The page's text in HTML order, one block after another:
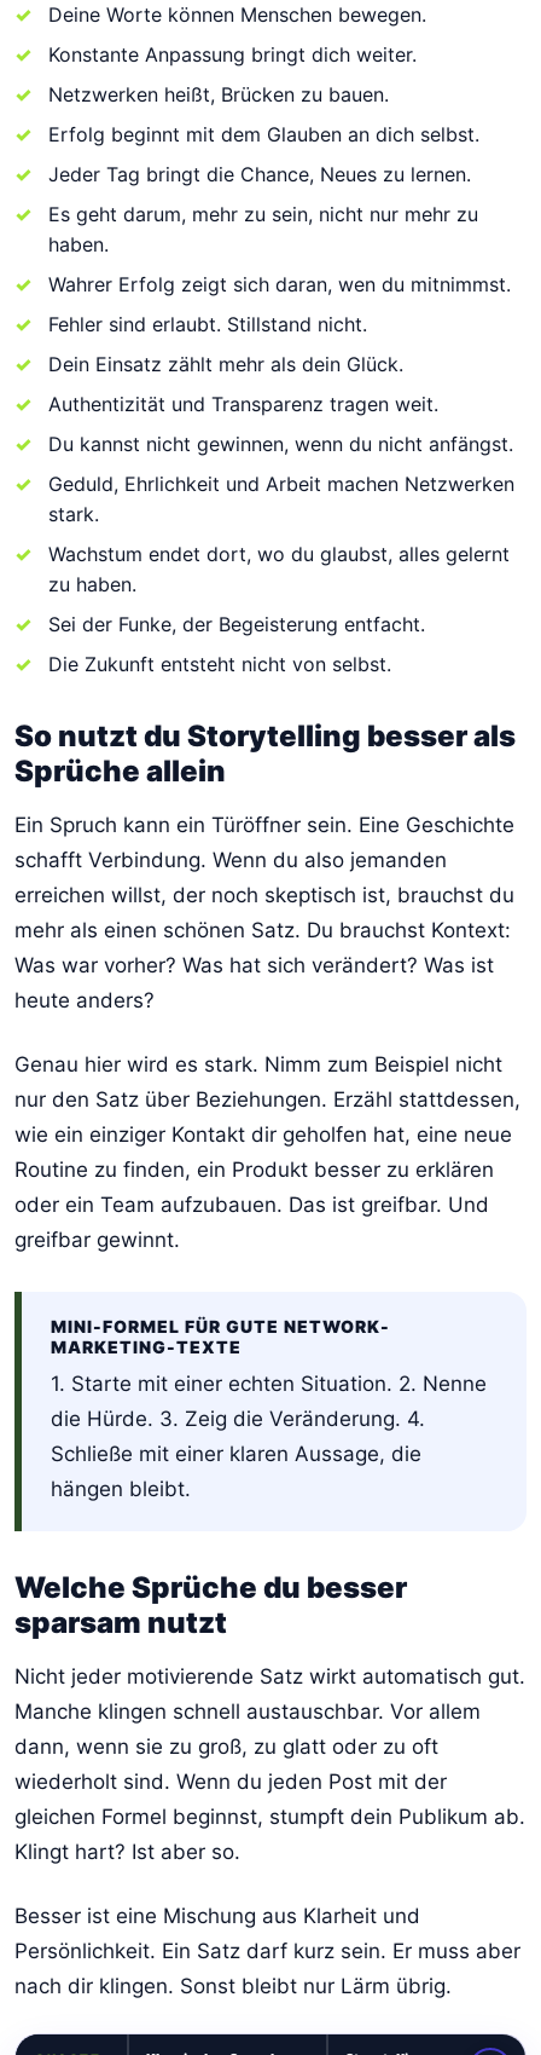
Deine Worte können Menschen bewegen.
Konstante Anpassung bringt dich weiter.
Netzwerken heißt, Brücken zu bauen.
Erfolg beginnt mit dem Glauben an dich selbst.
Jeder Tag bringt die Chance, Neues zu lernen.
Es geht darum, mehr zu sein, nicht nur mehr zu
haben.
Wahrer Erfolg zeigt sich daran, wen du mitnimmst.
Fehler sind erlaubt. Stillstand nicht.
Dein Einsatz zählt mehr als dein Glück.
Authentizität und Transparenz tragen weit.
Du kannst nicht gewinnen, wenn du nicht anfängst.
Geduld, Ehrlichkeit und Arbeit machen Netzwerken
stark.
Wachstum endet dort, wo du glaubst, alles gelernt
zu haben.
Sei der Funke, der Begeisterung entfacht.
Die Zukunft entsteht nicht von selbst.
So nutzt du Storytelling besser als
Sprüche allein
Ein Spruch kann ein Türöffner sein. Eine Geschichte
schafft Verbindung. Wenn du also jemanden
erreichen willst, der noch skeptisch ist, brauchst du
mehr als einen schönen Satz. Du brauchst Kontext:
Was war vorher? Was hat sich verändert? Was ist
heute anders?
Genau hier wird es stark. Nimm zum Beispiel nicht
nur den Satz über Beziehungen. Erzähl stattdessen,
wie ein einziger Kontakt dir geholfen hat, eine neue
Routine zu finden, ein Produkt besser zu erklären
oder ein Team aufzubauen. Das ist greifbar. Und
greifbar gewinnt.
MINI-FORMEL FÜR GUTE NETWORK-
MARKETING-TEXTE
1. Starte mit einer echten Situation. 2. Nenne
die Hürde. 3. Zeig die Veränderung. 4.
Schließe mit einer klaren Aussage, die
hängen bleibt.
Welche Sprüche du besser
sparsam nutzt
Nicht jeder motivierende Satz wirkt automatisch gut.
Manche klingen schnell austauschbar. Vor allem
dann, wenn sie zu groß, zu glatt oder zu oft
wiederholt sind. Wenn du jeden Post mit der
gleichen Formel beginnst, stumpft dein Publikum ab.
Klingt hart? Ist aber so.
Besser ist eine Mischung aus Klarheit und
Persönlichkeit. Ein Satz darf kurz sein. Er muss aber
nach dir klingen. Sonst bleibt nur Lärm übrig.